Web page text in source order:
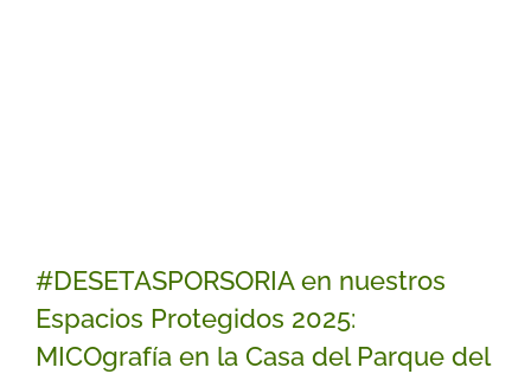
#DESETASPORSORIA en nuestros
Espacios Protegidos 2025:
MICOgrafía en la Casa del Parque del